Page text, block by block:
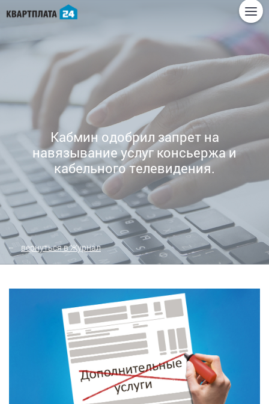
Кабмин одобрил запрет на
навязывание услуг консьержа и
кабельного телевидения.
вернуться в Журнал